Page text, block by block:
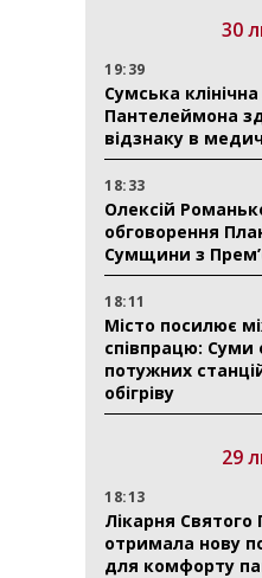
30
19:39
Сумська
Пантелеймона
відзнаку в
18:33
Олексій
обговорення
Сумщини з
18:11
Місто посилює
співпрацю: Суми
потужних
обігріву
29
18:13
Лікарня
отримала нову
для комфорту